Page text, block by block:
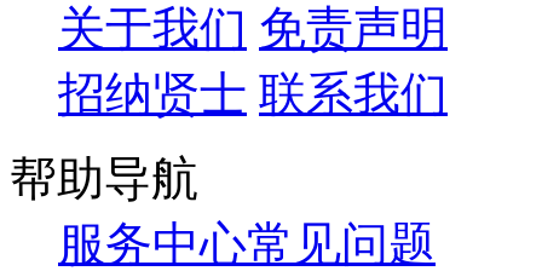
关于我们 免责声明
招纳贤士 联系我们
帮助导航
服务中心常见问题